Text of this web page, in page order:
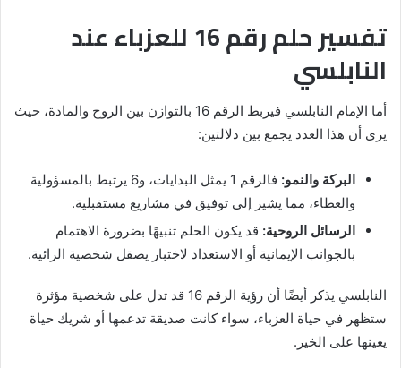
تفسير حلم رقم 16 للعزباء عند
النابلسي
أما الإمام النابلسي فيربط الرقم 16 بالتوازن بين الروح والمادة، حيث
يرى أن هذا العدد يجمع بين دلالتين:
البركة والنمو:
فالرقم 1 يمثل البدايات، و6 يرتبط بالمسؤولية
والعطاء، مما يشير إلى توفيق في مشاريع مستقبلية.
الرسائل الروحية: قد يكون الحلم تنبيهًا بضرورة الاهتمام
بالجوانب الإيمانية أو الاستعداد لاختبار يصقل شخصية الرائية.
النابلسي يذكر أيضًا أن رؤية الرقم 16 قد تدل على شخصية مؤثرة
ستظهر في حياة العزباء، سواء كانت صديقة تدعمها أو شريك حياة
يعينها على الخير.